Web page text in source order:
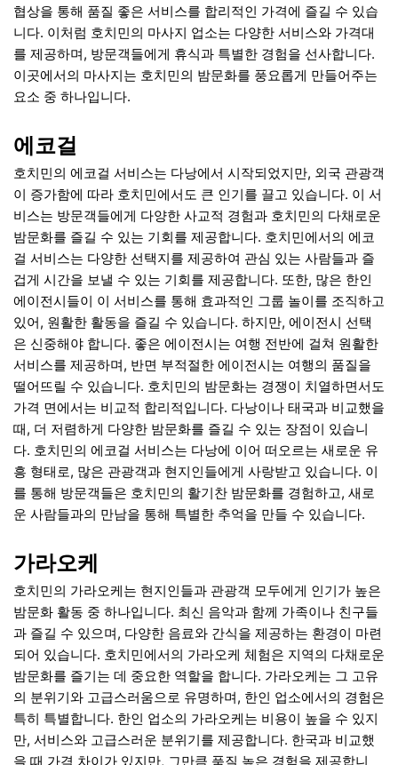
협상을 통해 품질 좋은 서비스를 합리적인 가격에 즐길 수 있습
니다. 이처럼 호치민의 마사지 업소는 다양한 서비스와 가격대
를 제공하며, 방문객들에게 휴식과 특별한 경험을 선사합니다.
이곳에서의 마사지는 호치민의 밤문화를 풍요롭게 만들어주는
요소 중 하나입니다.
에코걸
호치민의 에코걸 서비스는 다낭에서 시작되었지만, 외국 관광객
이 증가함에 따라 호치민에서도 큰 인기를 끌고 있습니다. 이 서
비스는 방문객들에게 다양한 사교적 경험과 호치민의 다채로운
밤문화를 즐길 수 있는 기회를 제공합니다. 호치민에서의 에코
걸 서비스는 다양한 선택지를 제공하여 관심 있는 사람들과 즐
겁게 시간을 보낼 수 있는 기회를 제공합니다. 또한, 많은 한인
에이전시들이 이 서비스를 통해 효과적인 그룹 놀이를 조직하고
있어, 원활한 활동을 즐길 수 있습니다. 하지만, 에이전시 선택
은 신중해야 합니다. 좋은 에이전시는 여행 전반에 걸쳐 원활한
서비스를 제공하며, 반면 부적절한 에이전시는 여행의 품질을
떨어뜨릴 수 있습니다. 호치민의 밤문화는 경쟁이 치열하면서도
가격 면에서는 비교적 합리적입니다. 다낭이나 태국과 비교했을
때, 더 저렴하게 다양한 밤문화를 즐길 수 있는 장점이 있습니
다. 호치민의 에코걸 서비스는 다낭에 이어 떠오르는 새로운 유
흥 형태로, 많은 관광객과 현지인들에게 사랑받고 있습니다. 이
를 통해 방문객들은 호치민의 활기찬 밤문화를 경험하고, 새로
운 사람들과의 만남을 통해 특별한 추억을 만들 수 있습니다.
가라오케
호치민의 가라오케는 현지인들과 관광객 모두에게 인기가 높은
밤문화 활동 중 하나입니다. 최신 음악과 함께 가족이나 친구들
과 즐길 수 있으며, 다양한 음료와 간식을 제공하는 환경이 마련
되어 있습니다. 호치민에서의 가라오케 체험은 지역의 다채로운
밤문화를 즐기는 데 중요한 역할을 합니다. 가라오케는 그 고유
의 분위기와 고급스러움으로 유명하며, 한인 업소에서의 경험은
특히 특별합니다. 한인 업소의 가라오케는 비용이 높을 수 있지
만, 서비스와 고급스러운 분위기를 제공합니다. 한국과 비교했
을 때 가격 차이가 있지만, 그만큼 품질 높은 경험을 제공합니